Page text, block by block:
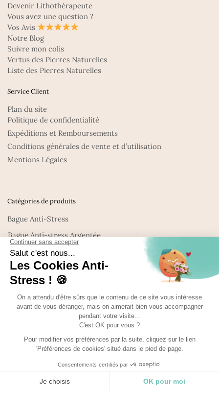
Devenir Lithothérapeute
Vous avez une question ?
Vos Avis
Notre Blog
Suivre mon colis
Vertus des Pierres Naturelles
Liste des Pierres Naturelles
Service Client
Plan du site
Politique de confidentialité
Expéditions et Remboursements
Conditions générales de vente et d’utilisation
Mentions Légales
Catégories de produits
Bague Anti-Stress
Bague Anti-stress Argentée
Bague Anti-Stress Dorée
Bague en Pierre Naturelle
Bracelet Pierre Naturelle
Nouveautés : Bijoux en Pierre naturelle